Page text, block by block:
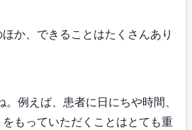
ほか、できることはたくさんあり
。例えば、患者に日にちや時間、
もっていただくことはとても重